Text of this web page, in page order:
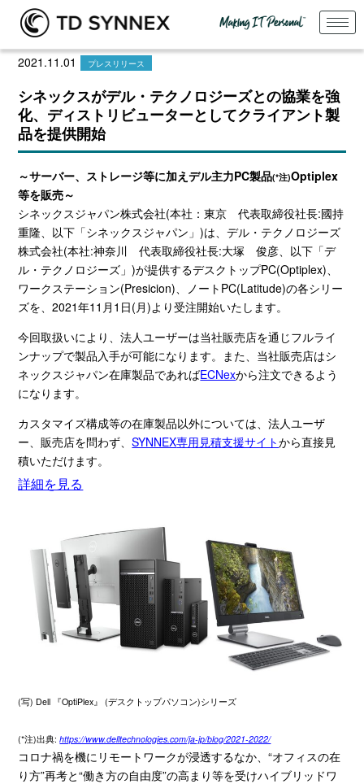
2021.11.01 プレスリリース
シネックスがデル・テクノロジーズとの協業を強
化、ディストリビューターとしてクライアント製
品を提供開始
～サーバー、ストレージ等に加えデル主力PC製品(*注)Optiplex
等を販売～
シネックスジャパン株式会社(本社：東京 代表取締役社長:國持
重隆、以下「シネックスジャパン」)は、デル・テクノロジーズ
株式会社(本社:神奈川 代表取締役社長:大塚 俊彦、以下「デ
ル・テクノロジーズ」)が提供するデスクトップPC(Optiplex)、
ワークステーション(Presicion)、ノート PC(Latitude)の各シリー
ズを、2021年11 月 1 日(月)より受注開始いたします。
今回取扱いにより、法人ユーザーは当社販売店を通じフルライ
ンナップで製品入手が可能になります。また、当社販売店はシ
ネックスジャパン在庫製品であればECNexから注文できるよう
になります。
カスタマイズ構成等の在庫製品以外については、法人ユーザ
ー、販売店を問わず、SYNNEX専用見積支援サイトから直接見
積いただけます。
詳細を見る
(写) Dell 『OptiPlex』 (デスクトップパソコン)シリーズ
(*注)出典:https://www.delltechnologies.com/ja-jp/blog/2021-2022/
コロナ禍を機にリモートワークが浸透するなか、“オフィスの在
り方”再考と“働き方の自由度”の高まり等を受けハイブリッドワ